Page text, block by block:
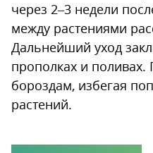
через 2–3 недели
между растениями
Дальнейший уход
прополках и поливах.
бороздам, избегая
растений.